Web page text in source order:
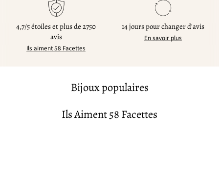
4,7/5 étoiles et plus de 2750
avis
Ils aiment 58 Facettes
14 jours pour changer d'avis
En savoir plus
Bijoux populaires
Ils Aiment 58 Facettes